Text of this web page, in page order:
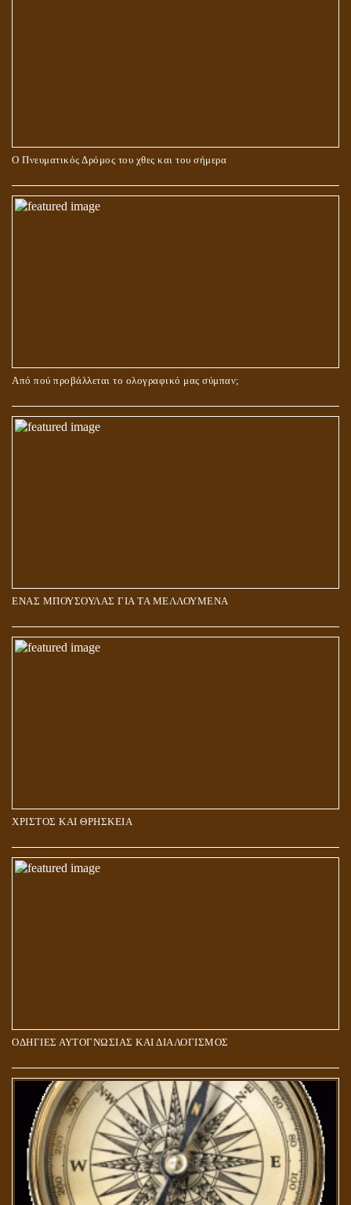
Ο Πνευματικός Δρόμος του χθες και του σήμερα
Από πού προβάλλεται το ολογραφικό μας σύμπαν;
ΕΝΑΣ ΜΠΟΥΣΟΥΛΑΣ ΓΙΑ ΤΑ ΜΕΛΛΟΥΜΕΝΑ
ΧΡΙΣΤΟΣ ΚΑΙ ΘΡΗΣΚΕΙΑ
ΟΔΗΓΙΕΣ ΑΥΤΟΓΝΩΣΙΑΣ ΚΑΙ ΔΙΑΛΟΓΙΣΜΟΣ
ΚΑΙ ΜΕ ΕΝΑΡΕΤΗ ΖΩΗ;
ΑΓΑΠΗ: ΚΑΤΑΣΤΑΣΗ Ή ΣΥΝΑΙΣΘΗΜΑ?
Η ΕΠΑΦΗ ΜΕ ΤΟ ΠΝΕΥΜΑ
ΠΟΙΟΙ ΕΠΙΛΕΓΟΥΝ ΤΟΝ ΔΡΟΜΟ ΤΗΣ ΑΛΗΘΕΙΑΣ;
5Η ΔΙΑΣΤΑΣΗ ΚΑΙ ΠΝΕΥΜΑΤΙΚΗ ΑΡΠΑΓΗ: ΔΥΟ ΔΙΑΦΟΡΕΤΙΚΕΣ
ΚΑΤΑΣΤΑΣΕΙΣ